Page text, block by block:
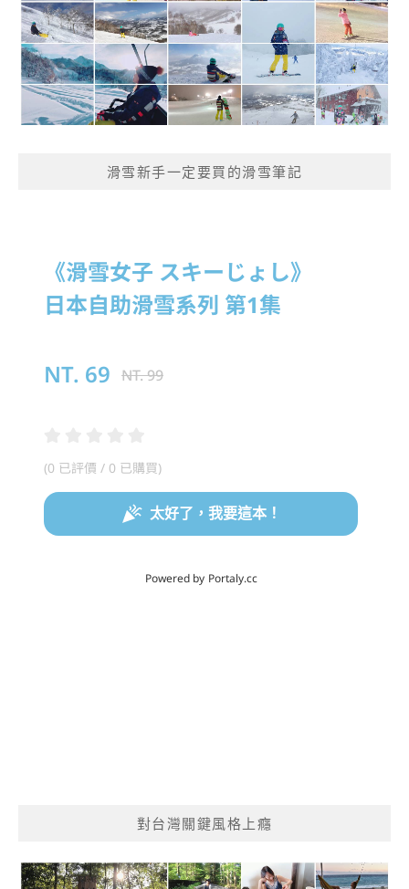
滑雪新手一定要買的滑雪筆記
對台灣關鍵風格上癮